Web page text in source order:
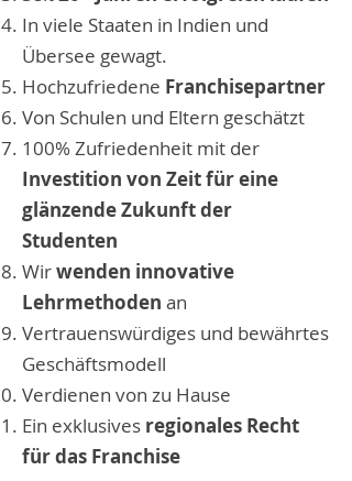
In viele Staaten in Indien und
Übersee gewagt.
Hochzufriedene Franchisepartner
Von Schulen und Eltern geschätzt
100% Zufriedenheit mit der
Investition von Zeit für eine
glänzende Zukunft der
Studenten
Wirwenden innovative
Lehrmethoden an
Vertrauenswürdiges und bewährtes
Geschäftsmodell
Verdienen von zu Hause
Ein exklusives regionales Recht
für das Franchise